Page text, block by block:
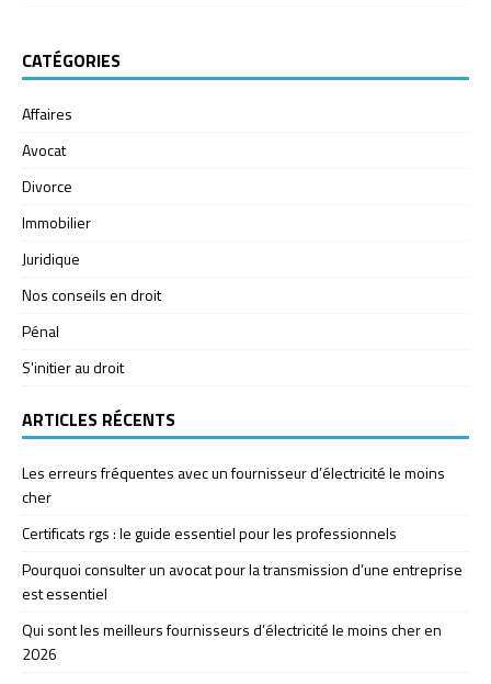
CATÉGORIES
Affaires
Avocat
Divorce
Immobilier
Juridique
Nos conseils en droit
Pénal
S'initier au droit
ARTICLES RÉCENTS
Les erreurs fréquentes avec un fournisseur d’électricité le moins
cher
Certificats rgs : le guide essentiel pour les professionnels
Pourquoi consulter un avocat pour la transmission d’une entreprise
est essentiel
Qui sont les meilleurs fournisseurs d’électricité le moins cher en
2026